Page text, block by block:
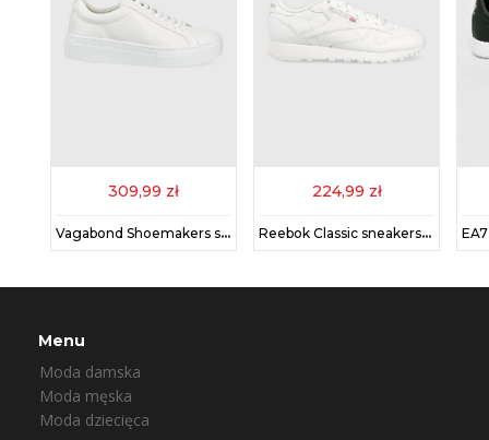
309,99 zł
Vagabond Shoemakers sneakersy skórzane ZOE PLATFORM kolor biały
224,99 zł
Reebok Classic sneakersy GY0957 kolor biały GY0957-FWH/FWH/PG
Menu
Moda damska
Moda męska
Moda dziecięca